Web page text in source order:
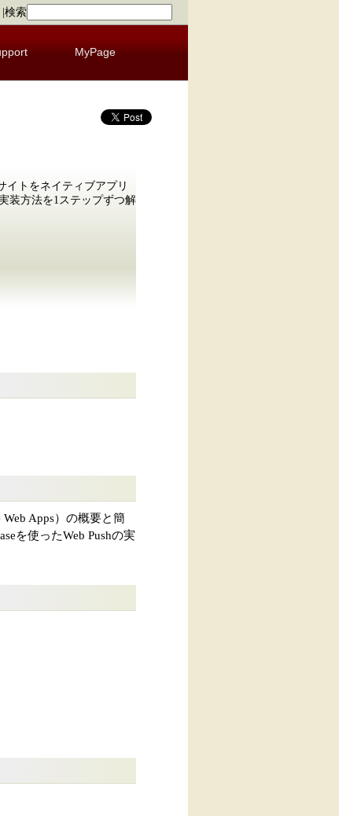
検索
MyPage
イトをネイティブアプリ
装方法を1ステップずつ解
Apps）の概要と簡
を使ったWeb Pushの実